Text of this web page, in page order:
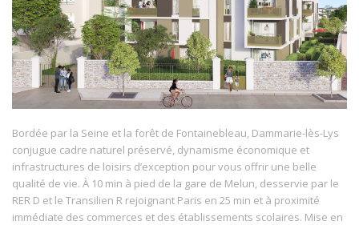
Bordée par la Seine et la forêt de Fontainebleau, Dammarie-lès-Lys
conjugue cadre naturel préservé, dynamisme économique et
infrastructures de loisirs d’exception pour vous offrir une belle
qualité de vie. À 10 min à pied de la gare de Melun, desservie par le
RER D et le Transilien R rejoignant Paris en 25 min et à proximité
immédiate des commerces et des établissements scolaires. Mise en